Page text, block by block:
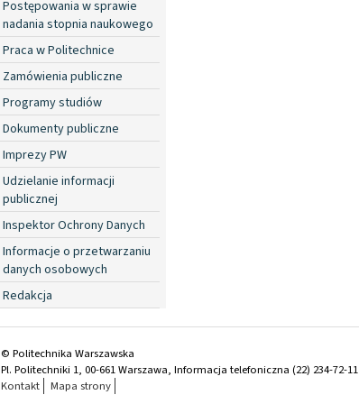
Postępowania w sprawie
nadania stopnia naukowego
Praca w Politechnice
Zamówienia publiczne
Programy studiów
Dokumenty publiczne
Imprezy PW
Udzielanie informacji
publicznej
Inspektor Ochrony Danych
Informacje o przetwarzaniu
danych osobowych
Redakcja
© Politechnika Warszawska
Pl. Politechniki 1, 00-661 Warszawa, Informacja telefoniczna (22) 234-72-11
Kontakt
Mapa strony